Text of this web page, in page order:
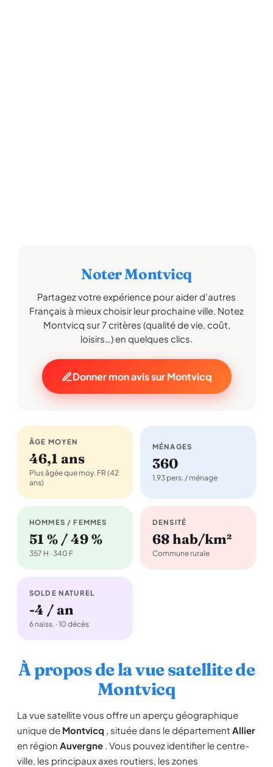
Noter Montvicq
Partagez votre expérience pour aider d'autres
Français à mieux choisir leur prochaine ville. Notez
Montvicq sur 7 critères (qualité de vie, coût,
loisirs…) en quelques clics.
Donner mon avis sur Montvicq
ÂGE MOYEN
46,1 ans
Plus âgée que moy. FR (42
ans)
MÉNAGES
360
1,93 pers. / ménage
HOMMES / FEMMES
51 % / 49 %
357 H · 340 F
DENSITÉ
68 hab/km²
Commune rurale
SOLDE NATUREL
-4 / an
6 naiss. · 10 décès
À propos de la vue satellite de
Montvicq
La vue satellite vous offre un aperçu géographique
unique de Montvicq , située dans le département Allier
en région Auvergne . Vous pouvez identifier le centre-
ville, les principaux axes routiers, les zones